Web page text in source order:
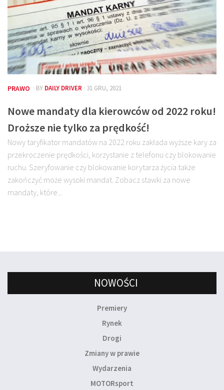
PRAWO · BY DAILY DRIVER · 31 GRU, 2021
Nowe mandaty dla kierowców od 2022 roku!
Droższe nie tylko za prędkość!
Nowy taryfikator mandatów na 2022 roku zakłada wyższe kary za
przekroczenie prędkości, korzystanie z telefonu czy blokowanie
ruchu. Szeryfowanie czy blokowanie korytarza życia także
zakończyć może wysoki mandat. Zobacz stawki za nowe
mandaty, które...
NOWOŚCI
Premiery
Rynek
Drogi
Zmiany w prawie
Wydarzenia
MOTORsport